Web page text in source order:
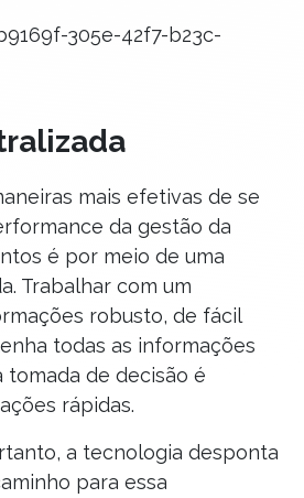
305e-42f7-b23c-
mais efetivas de se
da gestão da
é por meio de uma
Trabalhar com um
robusto, de fácil
todas as informações
tomada de decisão é
rápidas.
a tecnologia desponta
para essa